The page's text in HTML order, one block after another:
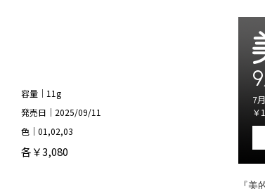
容量｜11g
発売日｜2025/09/11
色｜01,02,03
各￥3,080
9
7
￥
『美